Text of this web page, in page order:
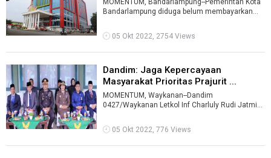
MOMENTUM, Bandarlampung--Pemerintah Kota
Bandarlampung diduga belum membayarkan
...
05 Okt 2022, 2754 Views
Dandim: Jaga Kepercayaan
Masyarakat Prioritas Prajurit ...
MOMENTUM, Waykanan--Dandim
0427/Waykanan Letkol Inf Charluly Rudi Jatmiko
menjadi p ...
05 Okt 2022, 776 Views